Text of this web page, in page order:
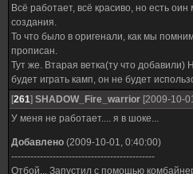
Всё работает, всё красиво, но есть оин
создания.
То что было в оригенали, как мы
прописан.
Тут же. Втарая ветка(ту что добавили)
будет играть камп, он не будет
[261] SHADOW_Fire_warrior [2009-10-
У меня не работает.... я в шоке...
Добавлено (2009-10-01, 0:40:00)
---------------------------------------------
Отбой... Запустил с помощью